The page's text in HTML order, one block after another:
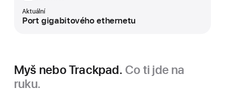
Aktuální
Port gigabitového ethernetu
Myš nebo Trackpad. Co ti jde na
ruku.